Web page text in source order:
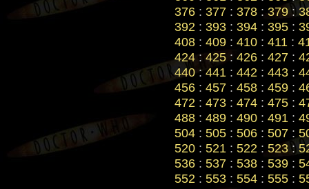
376: 377: 378: 379:
392 : 393: 394: 395:
408 : 409 : 410 : 411 :
424: 425: 426: 427:
440: 441 : 442 : 443:
456: 457: 458: 459:
472 : 473: 474: 475:
488: 489: 490: 491 :
504 : 505 : 506 : 507 :
520: 521 : 522 : 523:
536: 537: 538: 539:
552 : 553: 554: 555: